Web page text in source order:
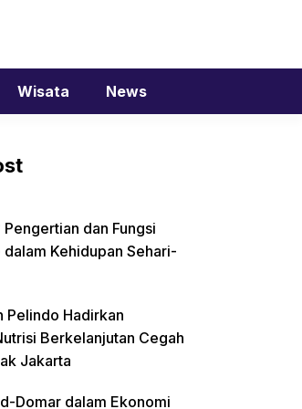
Wisata News
Pengertian dan Fungsi
dalam Kehidupan Sehari-
Pelindo Hadirkan
Berkelanjutan Cegah
Jakarta
Domar dalam Ekonomi